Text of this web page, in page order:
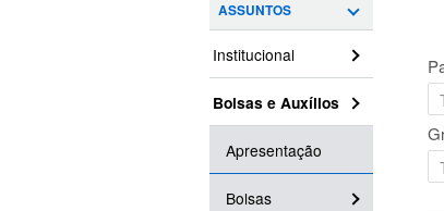
ASSUNTOS
Institucional
Bolsas e Auxílios
Apresentação
Bolsas